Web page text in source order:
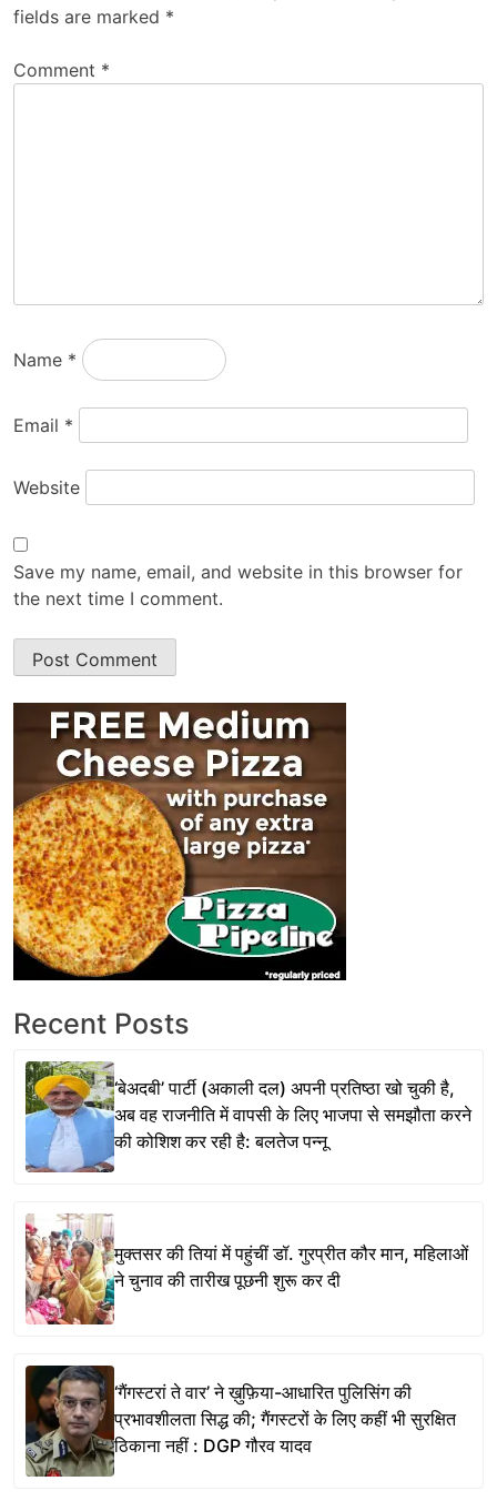
fields are marked *
Comment *
Name *
Email *
Website
Save my name, email, and website in this browser for
the next time I comment.
Recent Posts
‘बेअदबी’ पार्टी (अकाली दल) अपनी प्रतिष्ठा खो चुकी है,
अब वह राजनीति में वापसी के लिए भाजपा से समझौता करने
की कोशिश कर रही है: बलतेज पन्नू
मुक्तसर की तियां में पहुंचीं डॉ. गुरप्रीत कौर मान, महिलाओं
ने चुनाव की तारीख पूछनी शुरू कर दी
‘गैंगस्टरां ते वार’ ने ख़ुफ़िया-आधारित पुलिसिंग की
प्रभावशीलता सिद्ध की; गैंगस्टरों के लिए कहीं भी सुरक्षित
ठिकाना नहीं : DGP गौरव यादव